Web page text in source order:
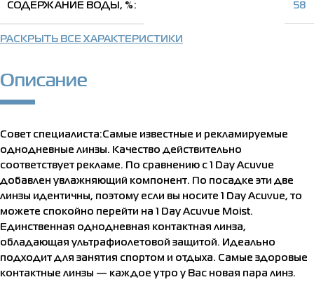
СОДЕРЖАНИЕ ВОДЫ, % 58
РАСКРЫТЬ ВСЕ ХАРАКТЕРИСТИКИ
Описание
Совет специалиста:Самые известные и рекламируемые
однодневные линзы. Качество действительно
соответствует рекламе. По сравнению с 1 Day Acuvue
добавлен увлажняющий компонент. По посадке эти две
линзы идентичны, поэтому если вы носите 1 Day Acuvue, то
можете спокойно перейти на 1 Day Acuvue Moist.
Единственная однодневная контактная линза,
обладающая ультрафиолетовой защитой. Идеально
подходит для занятия спортом и отдыха. Самые здоровые
контактные линзы — каждое утро у Вас новая пара линз.